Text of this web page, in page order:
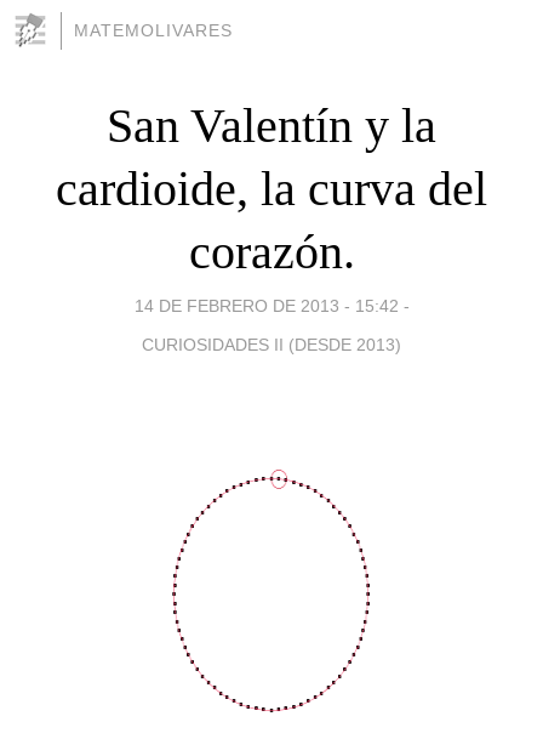
MATEMOLIVARES
San Valentín y la
cardioide, la curva del
corazón.
14 DE FEBRERO DE 2013 - 15:42 -
CURIOSIDADES II (DESDE 2013)